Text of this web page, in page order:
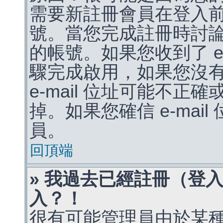
需要新註冊會員在登入
號。當您完成註冊時討
的帳號。如果您收到了
驟完成啟用，如果您沒
e-mail 位址可能不正確
掉。如果您確信 e-mail
員。
回頂端
» 我過去已經註冊（登
入？！
很有可能管理員由於某